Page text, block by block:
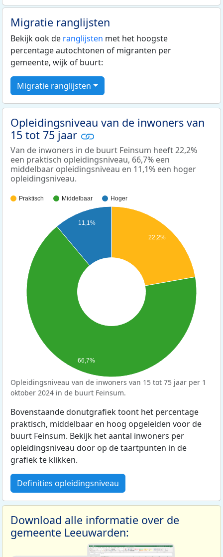
Migratie ranglijsten
Bekijk ook de ranglijsten met het hoogste
percentage autochtonen of migranten per
gemeente, wijk of buurt:
Migratie ranglijsten
Opleidingsniveau van de inwoners van
15 tot 75 jaar
Van de inwoners in de buurt Feinsum heeft 22,2%
een praktisch opleidingsniveau, 66,7% een
middelbaar opleidingsniveau en 11,1% een hoger
opleidingsniveau.
Praktisch Middelbaar Hoger
22,2%
11,1%
66,7%
Opleidingsniveau van de inwoners van 15 tot 75 jaar per 1
oktober 2024 in de buurt Feinsum.
Bovenstaande donutgrafiek toont het percentage
praktisch, middelbaar en hoog opgeleiden voor de
buurt Feinsum. Bekijk het aantal inwoners per
opleidingsniveau door op de taartpunten in de
grafiek te klikken.
Definities opleidingsniveau
Download alle informatie over de
gemeente Leeuwarden: